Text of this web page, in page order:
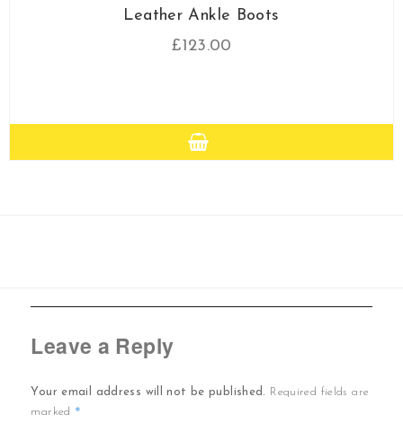
Leather Ankle Boots
£123.00
Leave a Reply
Your email address will not be published.
Required fields are
marked *